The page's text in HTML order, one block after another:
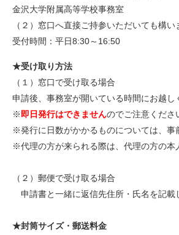
金沢大学附属高等学校事務室
（２）窓口へ直接ご持参いただいても構い
受付時間：平日8:30～16:50
★受け取り方法
（１）窓口で受け取る場合
申請後、事務室が開いている時間にお越し
※即日発行はできませんのでご注意くださ
※発行に日数がかかるものについては、事
※代理の方が来られる際は、代理の方の本
（２）郵便で受け取る場合
申請書と一緒に返信先住所・氏名を記載
★封筒サイズ・郵送料金